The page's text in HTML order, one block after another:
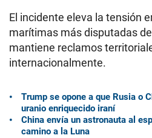
El incidente eleva la tensión
marítimas más disputadas
mantiene reclamos
internacionalmente.
Trump se opone a que Rusia o
uranio enriquecido iraní
China envía un astronauta al
camino a la Luna